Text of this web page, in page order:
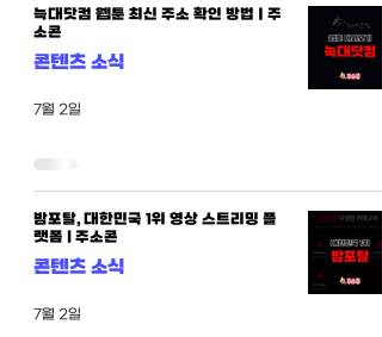
늑대닷컴 웹툰 최신 주소 확인 방법｜주
소콘
콘텐츠 소식
7월 2일
밤포탈, 대한민국 1위 영상 스트리밍 플
랫폼 | 주소콘
콘텐츠 소식
7월 2일